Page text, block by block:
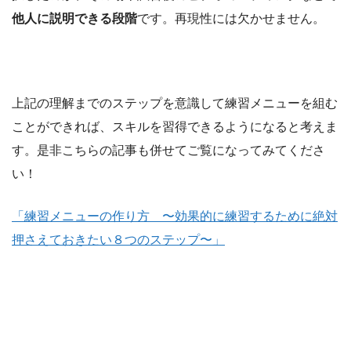
他人に説明できる段階です。再現性には欠かせません。
上記の理解までのステップを意識して練習メニューを組む
ことができれば、スキルを習得できるようになると考えま
す。是非こちらの記事も併せてご覧になってみてくださ
い！
「練習メニューの作り方 〜効果的に練習するために絶対
押さえておきたい８つのステップ〜」